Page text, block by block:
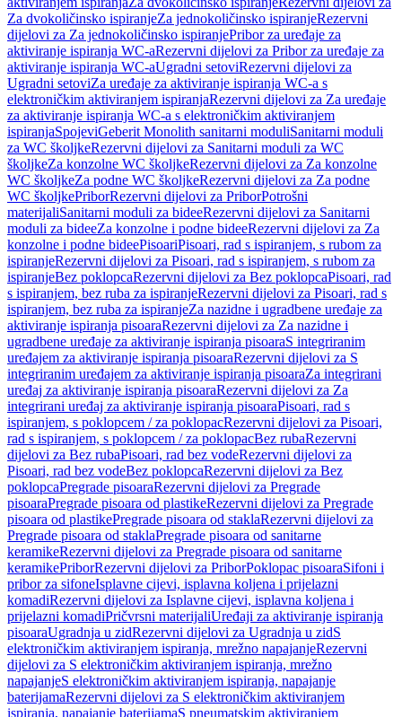
Za dvokoličinsko ispiranjeZa jednokoličinsko ispiranjeRezervni
dijelovi za Za jednokoličinsko ispiranjePribor za uređaje za
aktiviranje ispiranja WC-aRezervni dijelovi za Pribor za uređaje za
aktiviranje ispiranja WC-aUgradni setoviRezervni dijelovi za
Ugradni setoviZa uređaje za aktiviranje ispiranja WC-a s
elektroničkim aktiviranjem ispiranjaRezervni dijelovi za Za uređaje
za aktiviranje ispiranja WC-a s elektroničkim aktiviranjem
ispiranjaSpojeviGeberit Monolith sanitarni moduliSanitarni moduli
za WC školjkeRezervni dijelovi za Sanitarni moduli za WC
školjkeZa konzolne WC školjkeRezervni dijelovi za Za konzolne
WC školjkeZa podne WC školjkeRezervni dijelovi za Za podne
WC školjkePriborRezervni dijelovi za PriborPotrošni
materijaliSanitarni moduli za bideeRezervni dijelovi za Sanitarni
moduli za bideeZa konzolne i podne bideeRezervni dijelovi za Za
konzolne i podne bideePisoariPisoari, rad s ispiranjem, s rubom za
ispiranjeRezervni dijelovi za Pisoari, rad s ispiranjem, s rubom za
ispiranjeBez poklopcaRezervni dijelovi za Bez poklopcaPisoari, rad
s ispiranjem, bez ruba za ispiranjeRezervni dijelovi za Pisoari, rad s
ispiranjem, bez ruba za ispiranjeZa nazidne i ugradbene uređaje za
aktiviranje ispiranja pisoaraRezervni dijelovi za Za nazidne i
ugradbene uređaje za aktiviranje ispiranja pisoaraS integriranim
uređajem za aktiviranje ispiranja pisoaraRezervni dijelovi za S
integriranim uređajem za aktiviranje ispiranja pisoaraZa integrirani
uređaj za aktiviranje ispiranja pisoaraRezervni dijelovi za Za
integrirani uređaj za aktiviranje ispiranja pisoaraPisoari, rad s
ispiranjem, s poklopcem / za poklopacRezervni dijelovi za Pisoari,
rad s ispiranjem, s poklopcem / za poklopacBez rubaRezervni
dijelovi za Bez rubaPisoari, rad bez vodeRezervni dijelovi za
Pisoari, rad bez vodeBez poklopcaRezervni dijelovi za Bez
poklopcaPregrade pisoaraRezervni dijelovi za Pregrade
pisoaraPregrade pisoara od plastikeRezervni dijelovi za Pregrade
pisoara od plastikePregrade pisoara od staklaRezervni dijelovi za
Pregrade pisoara od staklaPregrade pisoara od sanitarne
keramikeRezervni dijelovi za Pregrade pisoara od sanitarne
keramikePriborRezervni dijelovi za PriborPoklopac pisoaraSifoni i
pribor za sifoneIsplavne cijevi, isplavna koljena i prijelazni
komadiRezervni dijelovi za Isplavne cijevi, isplavna koljena i
prijelazni komadiPričvrsni materijaliUređaji za aktiviranje ispiranja
pisoaraUgradnja u zidRezervni dijelovi za Ugradnja u zidS
elektroničkim aktiviranjem ispiranja, mrežno napajanjeRezervni
dijelovi za S elektroničkim aktiviranjem ispiranja, mrežno
napajanjeS elektroničkim aktiviranjem ispiranja, napajanje
baterijamaRezervni dijelovi za S elektroničkim aktiviranjem
ispiranja, napajanje baterijamaS pneumatskim aktiviranjem